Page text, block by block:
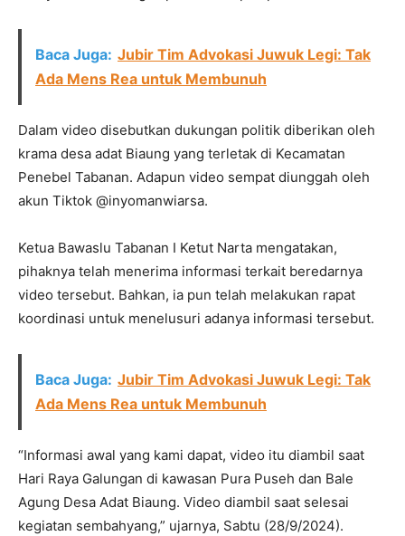
Baca Juga: Jubir Tim Advokasi Juwuk Legi: Tak
Ada Mens Rea untuk Membunuh
Dalam video disebutkan dukungan politik diberikan oleh
krama desa adat Biaung yang terletak di Kecamatan
Penebel Tabanan. Adapun video sempat diunggah oleh
akun Tiktok @inyomanwiarsa.
Ketua Bawaslu Tabanan I Ketut Narta mengatakan,
pihaknya telah menerima informasi terkait beredarnya
video tersebut. Bahkan, ia pun telah melakukan rapat
koordinasi untuk menelusuri adanya informasi tersebut.
Baca Juga: Jubir Tim Advokasi Juwuk Legi: Tak
Ada Mens Rea untuk Membunuh
“Informasi awal yang kami dapat, video itu diambil saat
Hari Raya Galungan di kawasan Pura Puseh dan Bale
Agung Desa Adat Biaung. Video diambil saat selesai
kegiatan sembahyang,” ujarnya, Sabtu (28/9/2024).